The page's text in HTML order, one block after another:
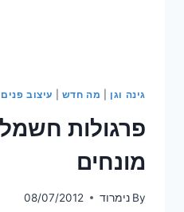
גינה וגן מה חדש עיצוב פנים
פרגולות
מונחים
By נימרוד 08/07/2012